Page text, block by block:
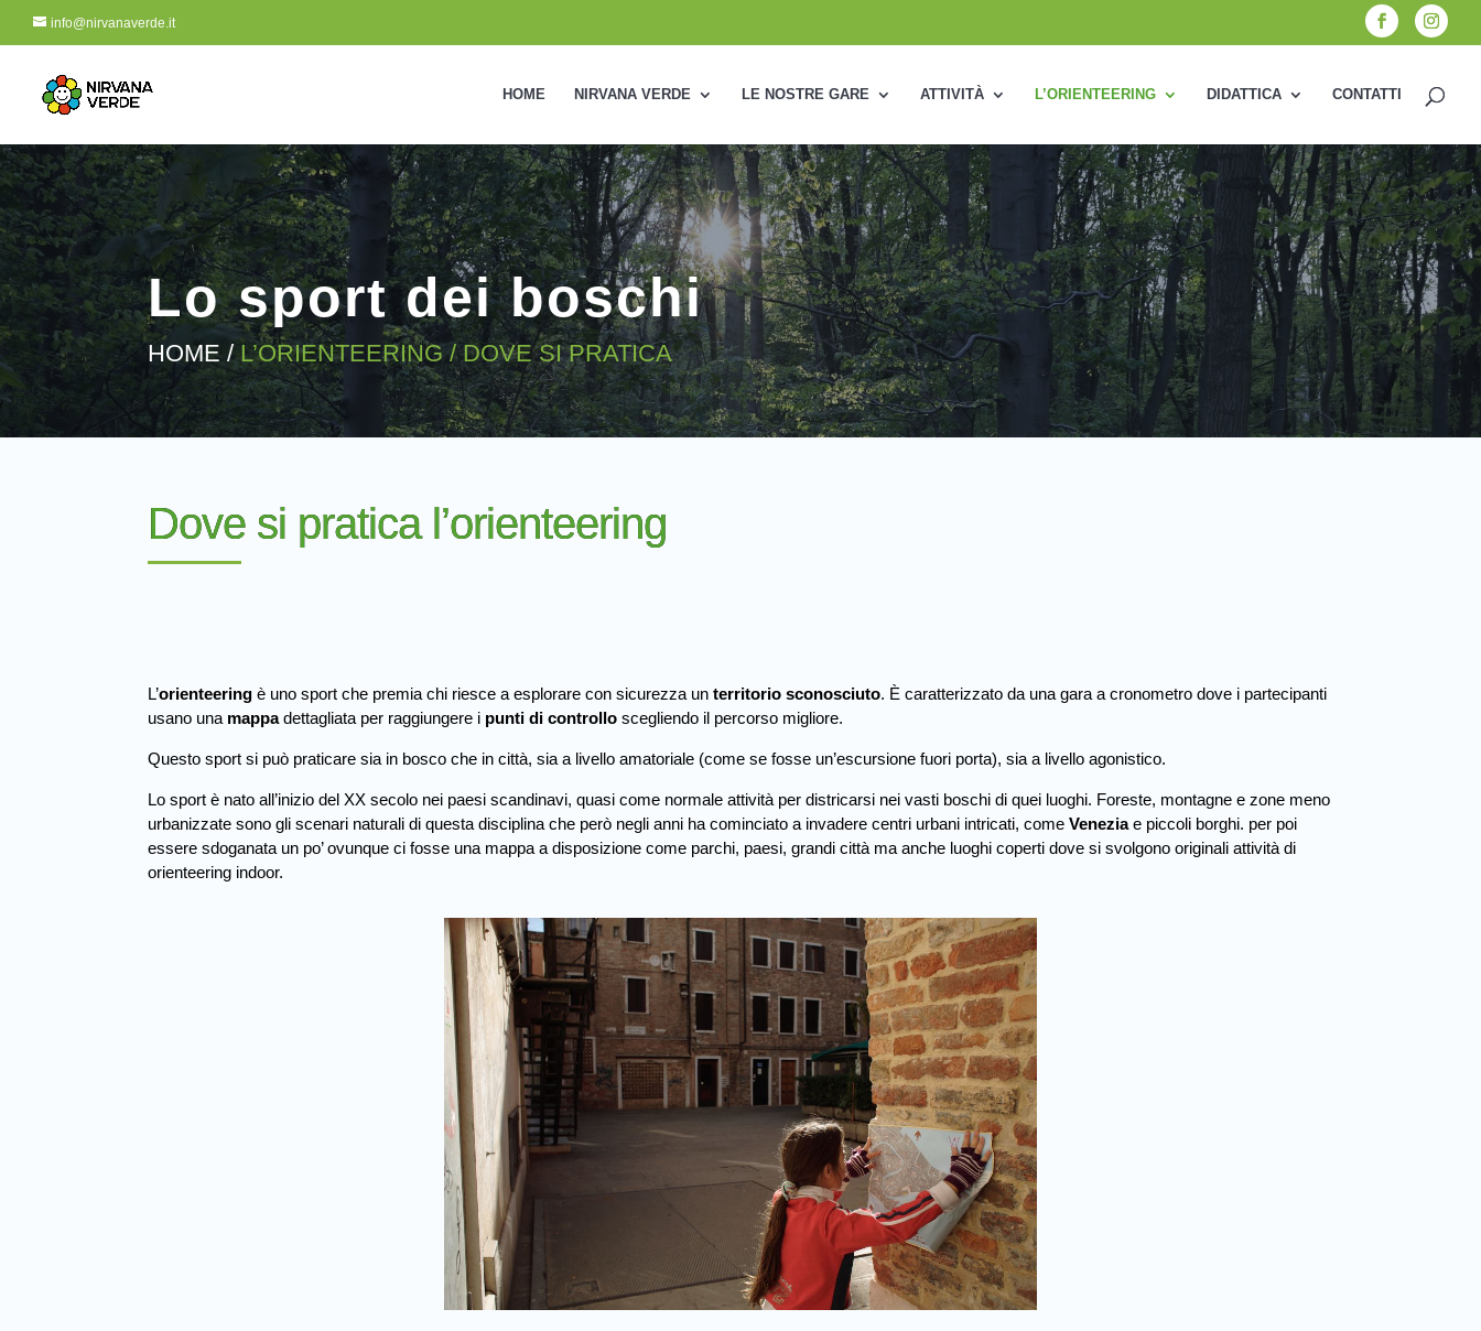
info@nirvanaverde.it
HOME NIRVANA VERDE LE NOSTRE GARE ATTIVITÀ L’ORIENTEERING DIDATTICA CONTATTI
Lo sport dei boschi
HOME /L’ORIENTEERING / DOVE SI PRATICA
Dove si pratica l’orienteering
L’orienteering è uno sport che premia chi riesce a esplorare con sicurezza unterritorio sconosciuto. È caratterizzato da una gara a cronometro dove i partecipanti
usano una mappadettagliata per raggiungere i punti di controllo scegliendo il percorso migliore.
Questo sport si può praticare sia in bosco che in città, sia a livello amatoriale (come se fosse un’escursione fuori porta), sia a livello agonistico.
Lo sport è nato all’inizio del XX secolo nei paesi scandinavi, quasi come normale attività per districarsi nei vasti boschi di quei luoghi. Foreste, montagne e zone meno
urbanizzate sono gli scenari naturali di questa disciplina che però negli anni ha cominciato a invadere centri urbani intricati, comeVeneziae piccoli borghi. per poi
essere sdoganata un po’ ovunque ci fosse una mappa a disposizione come parchi, paesi, grandi città ma anche luoghi coperti dove si svolgono originali attività di
orienteering indoor.